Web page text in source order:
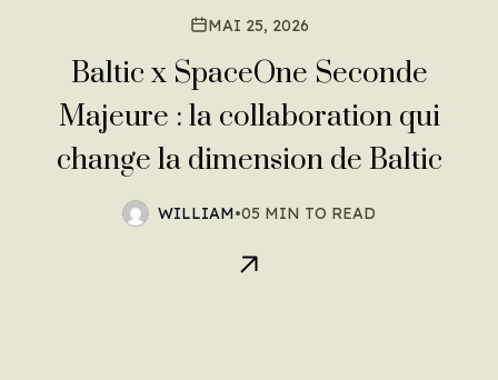
MAI 25, 2026
Baltic x SpaceOne Seconde
Majeure : la collaboration qui
change la dimension de Baltic
WILLIAM•05 MIN TO READ